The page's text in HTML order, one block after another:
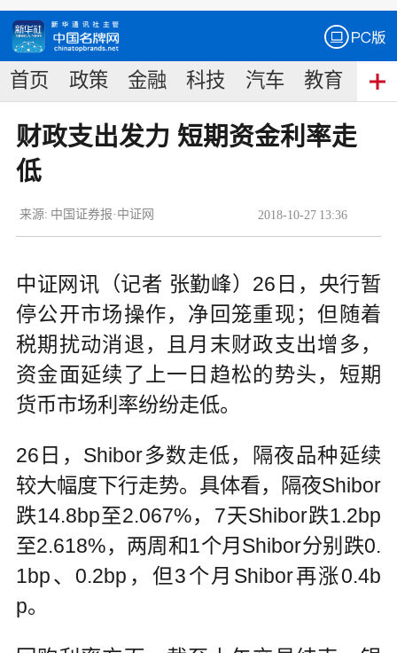
首页 政策 金融 科技 汽车 教育 食
财政支出发力 短期资金利率走
低
2018-10-27 13:36
来源: 中国证券报·中证网
中证网讯（记者 张勤峰）26日，央行暂
停公开市场操作，净回笼重现；但随着
税期扰动消退，且月末财政支出增多，
资金面延续了上一日趋松的势头，短期
货币市场利率纷纷走低。
26日，Shibor多数走低，隔夜品种延续
较大幅度下行走势。具体看，隔夜Shibor
跌14.8bp至2.067%，7天Shibor跌1.2bp
至2.618%，两周和1个月Shibor分别跌0.
1bp、0.2bp，但3个月Shibor再涨0.4b
p。